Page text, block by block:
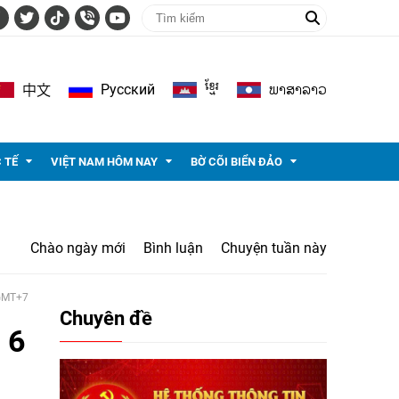
中文 Pусский ខ្មែរ ພາ​ສາ​ລາວ
TẾ VIỆT NAM HÔM NAY BỜ CÕI BIỂN ĐẢO
Chào ngày mới Bình luận Chuyện tuần này
6
Chuyên đề